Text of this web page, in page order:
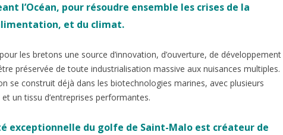
l’Océan, pour résoudre ensemble les crises de la
et du climat.
les bretons une source d’innovation, d’ouverture, de développement
préservée de toute industrialisation massive aux nuisances multiples.
se construit déjà dans les biotechnologies marines, avec plusieurs
un tissu d’entreprises performantes.
exceptionnelle du golfe de Saint-Malo est créateur de